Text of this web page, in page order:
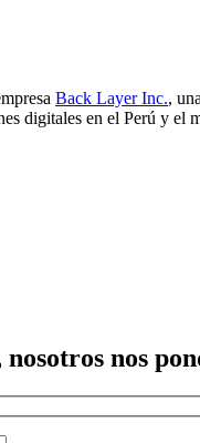
Back Layer Inc.,
digitales en el Perú y el
nos